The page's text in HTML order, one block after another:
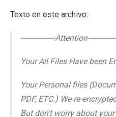
Texto en este archivo:
-----------------
Your All Files Have been
Your Personal files
PDF, ETC.) We re
But don't worry about